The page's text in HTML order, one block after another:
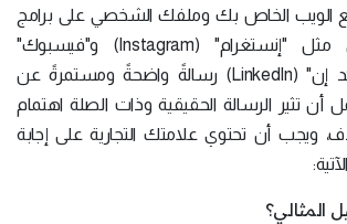
الويب الخاص بك وملفك الشخصي على برامج
التواصل الاجتماعي مثل "إنستغرام" (Instagram) و"فيسبوك"
(Facebook) و"لينكد إن" (LinkedIn) رسالةً واضحةً ومستمرةً عن
أن تثير الرسالة الحقيقية وذات الصلة اهتمام
ويجب أن تحتوي علامتك التجارية على إجابة
المثالي؟